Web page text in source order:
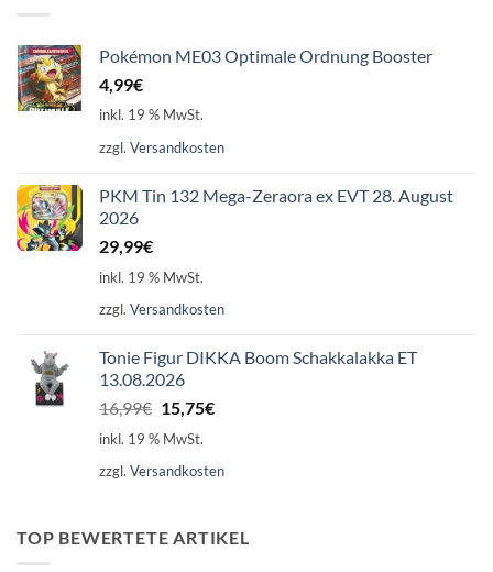
Pokémon ME03 Optimale Ordnung Booster
4,99€
inkl. 19 % MwSt.
zzgl. Versandkosten
PKM Tin 132 Mega-Zeraora ex EVT 28. August
2026
29,99€
inkl. 19 % MwSt.
zzgl. Versandkosten
Tonie Figur DIKKA Boom Schakkalakka ET
13.08.2026
16,99€ Ursprünglicher
Preis
16,99€
15,75€Aktueller
15,75€.
inkl. 19 % MwSt.
zzgl. Versandkosten
TOP BEWERTETE ARTIKEL